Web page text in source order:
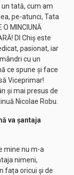
tată, cum am
pe-atunci, Tata
MINCIUNĂ
Dl Chiș este
pasionat, iar
cu un
ce spune și face
Viceprimar!
și mai presus de
Nicolae Robu.
va șantaja
mine nu m-a
nimeni,
fața oricui și de